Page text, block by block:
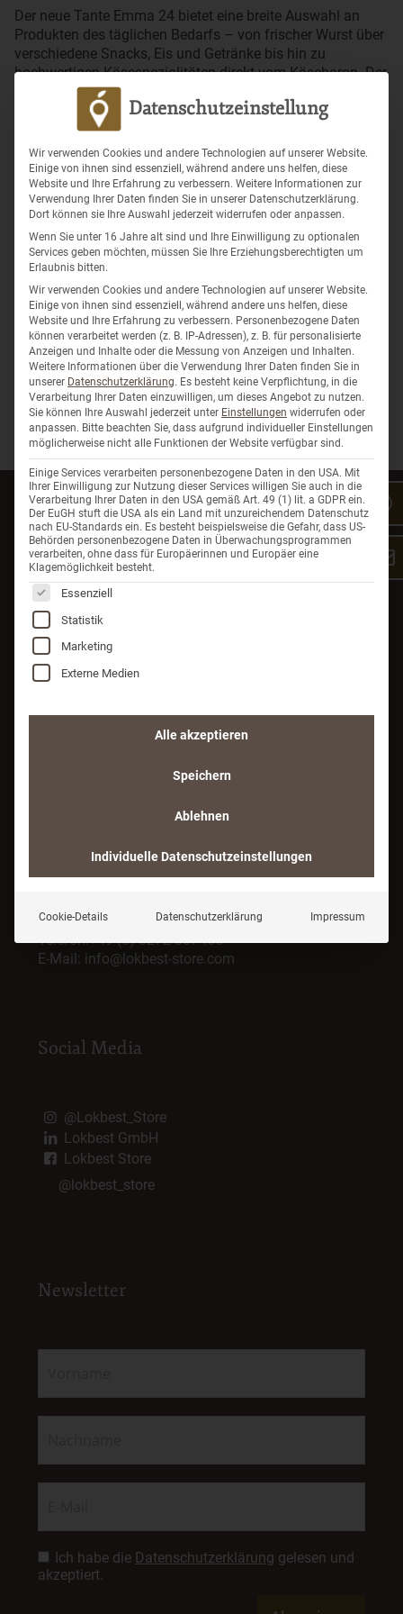
Der neue Tante Emma 24 bietet eine breite Auswahl an
Produkten des täglichen Bedarfs – von frischer Wurst über
verschiedene Snacks, Eis und Getränke bis hin zu
hochwertigen Käsespezialitäten direkt vom Käsebaron. Der
Store ist durchgehend geöffnet und ermöglicht somit
flexibles Einkaufen – ganz ohne Kasse, wann immer es
gerade passt.
Der Käsebaron – bekannt für seine hochwertigen
Käsesorten aus handwerklicher Herstellung – hat
gemeinsam mit dem Lokbest-Team einen Ort geschaffen,
an dem Genuss, Regionalität und Alltagseinkauf
aufeinandertreffen. Kunden können hier bequem per App
oder Kartenzahlung einkaufen – und das 24 Stunden am
Tag, 7 Tage die Woche.
Ein besonderes Highlight: Der Käse aus der eigenen
Produktion – von cremigem Weichkäse bis zum kräftig
gereiften Hartkäse – ist in großer Auswahl erhältlich und
wird direkt vor Ort präsentiert.
Kaufe mit der Lokbest App regionale Produkte in
Selbstbedienungsläden ein und informiere dich
bereits vorab über alle Produkte und die aktuelle
Verfügbarkeit in den Läden. Jetzt bekommen
ihrer hervorragenden Erzeugnisse zu fokussieren!
86637 Wertingen
Telefon:+49 (0) 8272 807465
E-Mail: info@lokbest-store.com
Social Media
@Lokbest_Store
Lokbest GmbH
Lokbest Store
@lokbest_store
Newsletter
Ich habe die Datenschutzerklärung gelesen und
akzeptiert.
Datenschutzeinstellung
Wir verwenden Cookies und andere Technologien auf unserer Website.
Einige von ihnen sind essenziell, während andere uns helfen, diese
Website und Ihre Erfahrung zu verbessern. Weitere Informationen zur
Verwendung Ihrer Daten finden Sie in unserer Datenschutzerklärung.
Dort können sie Ihre Auswahl jederzeit widerrufen oder anpassen.
Wenn Sie unter 16 Jahre alt sind und Ihre Einwilligung zu optionalen
Services geben möchten, müssen Sie Ihre Erziehungsberechtigten um
Erlaubnis bitten.
Wir verwenden Cookies und andere Technologien auf unserer Website.
Einige von ihnen sind essenziell, während andere uns helfen, diese
Website und Ihre Erfahrung zu verbessern. Personenbezogene Daten
können verarbeitet werden (z. B. IP-Adressen), z. B. für personalisierte
Anzeigen und Inhalte oder die Messung von Anzeigen und Inhalten.
Weitere Informationen über die Verwendung Ihrer Daten finden Sie in
unserer Datenschutzerklärung. Es besteht keine Verpflichtung, in die
Verarbeitung Ihrer Daten einzuwilligen, um dieses Angebot zu nutzen.
Sie können Ihre Auswahl jederzeit unter Einstellungen widerrufen oder
anpassen. Bitte beachten Sie, dass aufgrund individueller Einstellungen
möglicherweise nicht alle Funktionen der Website verfügbar sind.
Einige Services verarbeiten personenbezogene Daten in den USA. Mit
Ihrer Einwilligung zur Nutzung dieser Services willigen Sie auch in die
Verarbeitung Ihrer Daten in den USA gemäß Art. 49 (1) lit. a GDPR ein.
Der EuGH stuft die USA als ein Land mit unzureichendem Datenschutz
nach EU-Standards ein. Es besteht beispielsweise die Gefahr, dass US-
Behörden personenbezogene Daten in Überwachungsprogrammen
verarbeiten, ohne dass für Europäerinnen und Europäer eine
Klagemöglichkeit besteht.
Es folgt eine Liste der Service-Gruppen, für die eine
Essenziell
Statistik
Marketing
Externe Medien
Alle akzeptieren
Speichern
Ablehnen
Individuelle Datenschutzeinstellungen
Cookie-Details Datenschutzerklärung Impressum